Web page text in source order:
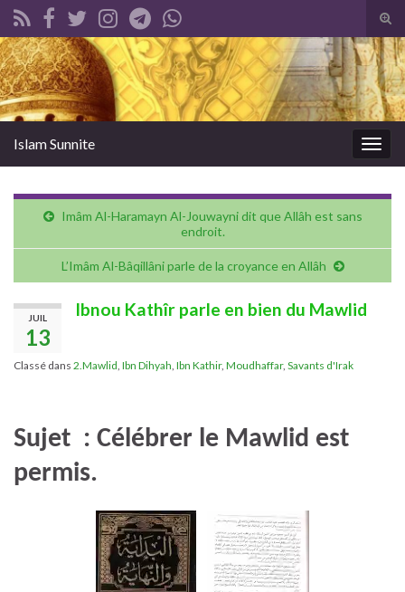
Search for:
Islam Sunnite
Imâm Al-Haramayn Al-Jouwayni dit que Allâh est sans
endroit.
L’Imâm Al-Bâqillâni parle de la croyance en Allâh
JUIL
13
Ibnou Kathîr parle en bien du Mawlid
Classé dans 2.Mawlid Ibn Dihyah Ibn Kathir, Moudhaffar, Savants d'Irak
Sujet : Célébrer le Mawlid est
permis.